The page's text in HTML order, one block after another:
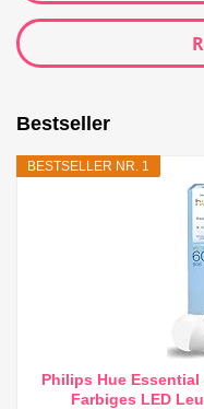
Bestseller
BESTSELLER NR. 1
Philips Hue Essential
Farbiges LED